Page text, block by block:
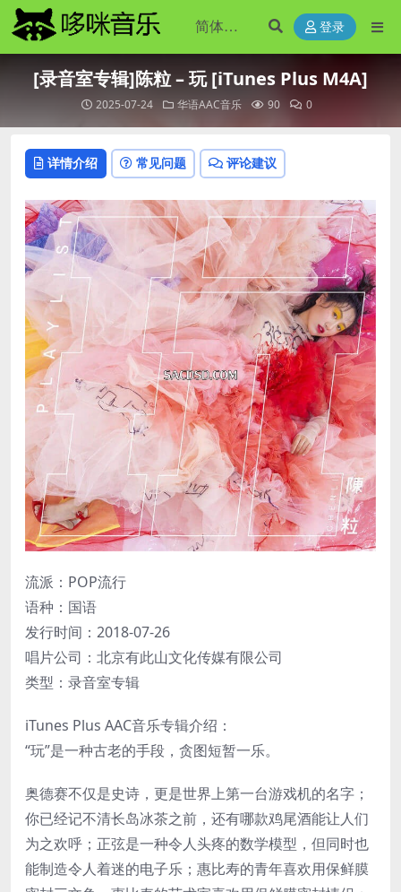
登录
[录音室专辑]陈粒 – 玩 [iTunes Plus M4A]
2025-07-24 华语AAC音乐 90 0
详情介绍 常见问题 评论建议
流派：POP流行
语种：国语
发行时间：2018-07-26
唱片公司：北京有此山文化传媒有限公司
类型：录音室专辑
iTunes Plus AAC音乐专辑介绍：
“玩”是一种古老的手段，贪图短暂一乐。
奥德赛不仅是史诗，更是世界上第一台游戏机的名字；
你已经记不清长岛冰茶之前，还有哪款鸡尾酒能让人们
为之欢呼；正弦是一种令人头疼的数学模型，但同时也
能制造令人着迷的电子乐；惠比寿的青年喜欢用保鲜膜